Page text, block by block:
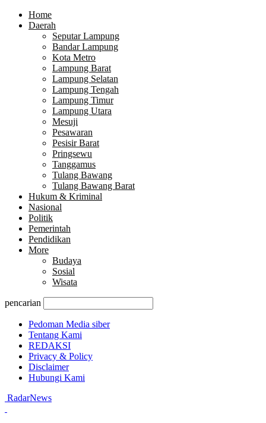
Home
Daerah
Seputar Lampung
Bandar Lampung
Kota Metro
Lampung Barat
Lampung Selatan
Lampung Tengah
Lampung Timur
Lampung Utara
Mesuji
Pesawaran
Pesisir Barat
Pringsewu
Tanggamus
Tulang Bawang
Tulang Bawang Barat
Hukum & Kriminal
Nasional
Politik
Pemerintah
Pendidikan
More
Budaya
Sosial
Wisata
pencarian
Pedoman Media siber
Tentang Kami
REDAKSI
Privacy & Policy
Disclaimer
Hubungi Kami
RadarNews